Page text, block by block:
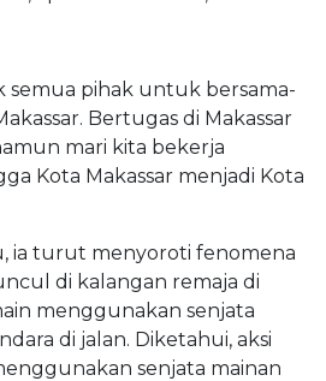
semua pihak untuk bersama-
Bertugas di Makassar
mari kita bekerja
Kota Makassar menjadi Kota
ia turut menyoroti fenomena
di kalangan remaja di
menggunakan senjata
di jalan. Diketahui, aksi
senjata mainan